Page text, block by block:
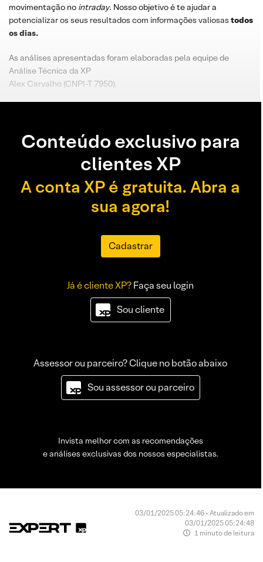
movimentação no intraday. Nosso objetivo é te ajudar a
potencializar os seus resultados com informações valiosas todos
os dias.
As análises apresentadas foram elaboradas pela equipe de
Análise Técnica da XP
Alex Carvalho (CNPI-T 7950).
Conteúdo exclusivo para
clientes XP
A conta XP é gratuita. Abra a
sua agora!
Cadastrar
Já é cliente XP?Faça seu login
Sou cliente
Assessor ou parceiro? Clique no botão abaixo
Sou assessor ou parceiro
Invista melhor com as recomendações
e análises exclusivas dos nossos especialistas.
03/01/2025 05:24:46 • Atualizado em
03/01/2025 05:24:48
1 minuto de leitura